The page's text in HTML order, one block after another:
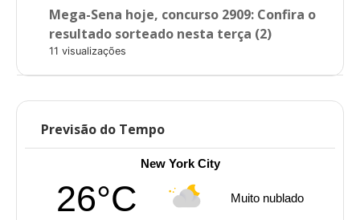
Mega-Sena hoje, concurso 2909: Confira o
resultado sorteado nesta terça (2)
11 visualizações
Previsão do Tempo
New York City
26°C Muito nublado